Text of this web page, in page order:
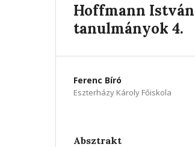
Hoffmann
tanulmányok 4.
Ferenc Bíró
Eszterházy Károly Főiskola
Absztrakt